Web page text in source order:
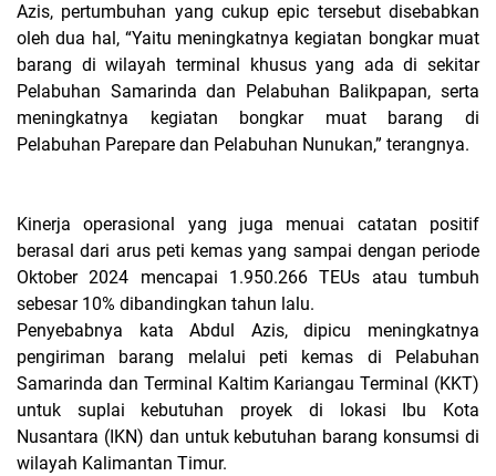
Azis, pertumbuhan yang cukup epic tersebut disebabkan
oleh dua hal, “Yaitu meningkatnya kegiatan bongkar muat
barang di wilayah terminal khusus yang ada di sekitar
Pelabuhan Samarinda dan Pelabuhan Balikpapan, serta
meningkatnya kegiatan bongkar muat barang di
Pelabuhan Parepare dan Pelabuhan Nunukan,” terangnya.
Kinerja operasional yang juga menuai catatan positif
berasal dari arus peti kemas yang sampai dengan periode
Oktober 2024 mencapai 1.950.266 TEUs atau tumbuh
sebesar 10% dibandingkan tahun lalu.
Penyebabnya kata Abdul Azis, dipicu meningkatnya
pengiriman barang melalui peti kemas di Pelabuhan
Samarinda dan Terminal Kaltim Kariangau Terminal (KKT)
untuk suplai kebutuhan proyek di lokasi Ibu Kota
Nusantara (IKN) dan untuk kebutuhan barang konsumsi di
wilayah Kalimantan Timur.